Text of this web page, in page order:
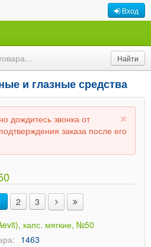
Вход
и глазные средства
дождитесь звонка от
заказа после его
2 3
капс. мягкие, №50
1463